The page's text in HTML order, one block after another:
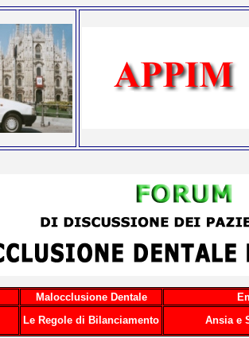
Malocclusione Dentale
Le Regole di Bilanciamento Ansia e